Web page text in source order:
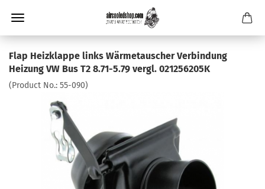
Flap Heizklappe links Wärmetauscher Verbindung
Heizung VW Bus T2 8.71-5.79 vergl. 021256205K
(Product No.: 55-090)